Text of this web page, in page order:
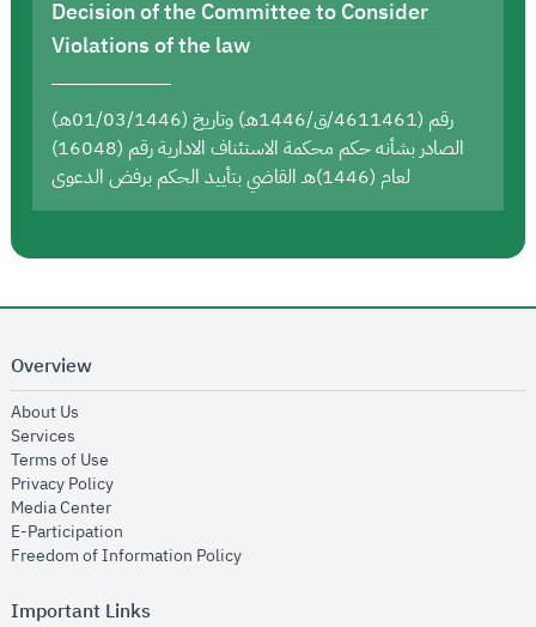
Decision of the Committee to Consider
Violations of the law
رقم (4611461/ق/1446هـ) وتاريخ (01/03/1446هـ)
الصادر بشأنه حكم محكمة الاستئناف الادارية رقم (16048)
لعام (1446)هـ القاضي بتأييد الحكم برفض الدعوى
Overview
About Us
Services
Terms of Use
Privacy Policyopens in new window
Media Centeropens in new window
E-Participation
Freedom of Information Policyopens in new window
Important Links